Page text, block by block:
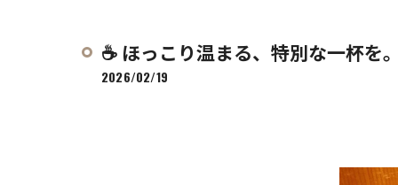
☕ ほっこり温まる、特別な一杯を
2026/02/19